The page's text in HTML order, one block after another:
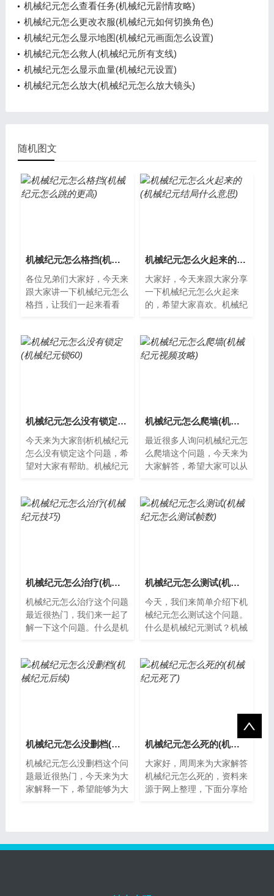
机械纪元怎么查看任务(机械纪元剧情攻略)
机械纪元怎么更改衣服(机械纪元如何切换角色)
机械纪元怎么显示地图(机械纪元画面怎么设置)
机械纪元怎么救人(机械纪元所有支线)
机械纪元怎么显示血量(机械纪元设置)
机械纪元怎么放大(机械纪元怎么放大镜头)
随机图文
机械纪元怎么格挡(机械纪元怎么跳的更高)
各位兄弟们大家好，今天来
跟大家讲一下机械纪元怎么
格挡，让我们一起来看看
动作角色扮演...
机械纪元怎么火起来的(机械纪元结局什么意思)
大家好，今天来跟大家分享
一下机械纪元怎么火起来
的，希望大家喜欢。机械纪
业化时代，这个...
机械纪元怎么没有锁定(机械纪元锁60)
今天来为大家剖析机械纪元
怎么没有锁定这个问题，希
望对大家有帮助。机械纪元
时代，以机...
机械纪元怎么爬墙(机械纪元视频攻略)
最近很多人询问机械纪元怎
么爬墙这个问题，今天来为
大家解答，希望大家可以从
款非常受欢...
机械纪元怎么治疗(机械纪元技巧)
机械纪元怎么治疗这个问题
最近很热门，我们来一起了
解一下这个问题。什么是机
时间保持坐...
机械纪元怎么测试(机械纪元怎么测试帧数)
今天，我们来简单介绍下机
械纪元怎么测试这个问题。
什么是机械纪元测试？机械
一样思考，...
机械纪元怎么没删档(机械纪元后续)
机械纪元怎么没删档这个问
题最近很热门，今天来为大
家解释一下，希望能够为大
机械纪元怎么死的(机械纪元死了)
大家好，周周来为大家解答
机械纪元怎么死的，资料来
源于网上整理，下面分享给